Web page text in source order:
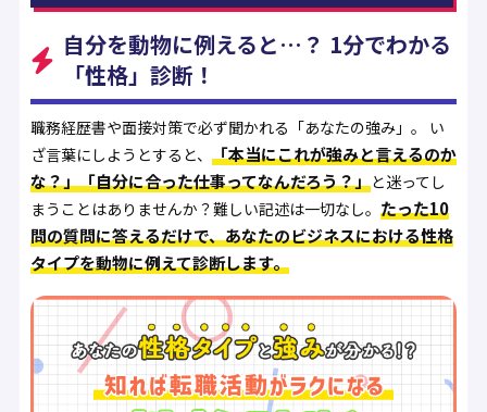
自分を動物に例えると…？ 1分でわかる
「性格」診断！
職務経歴書や面接対策で必ず聞かれる「あなたの強み」。 い
ざ言葉にしようとすると、 「本当にこれが強みと言えるのか
な？」「自分に合った仕事ってなんだろう？」と迷ってし
まうことはありませんか？難しい記述は一切なし。 たった10
問の質問に答えるだけで、あなたのビジネスにおける性格
タイプを動物に例えて診断します。